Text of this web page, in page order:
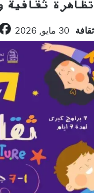
تظاهرة ثقافية
ثقافة 30 مايو, 2026